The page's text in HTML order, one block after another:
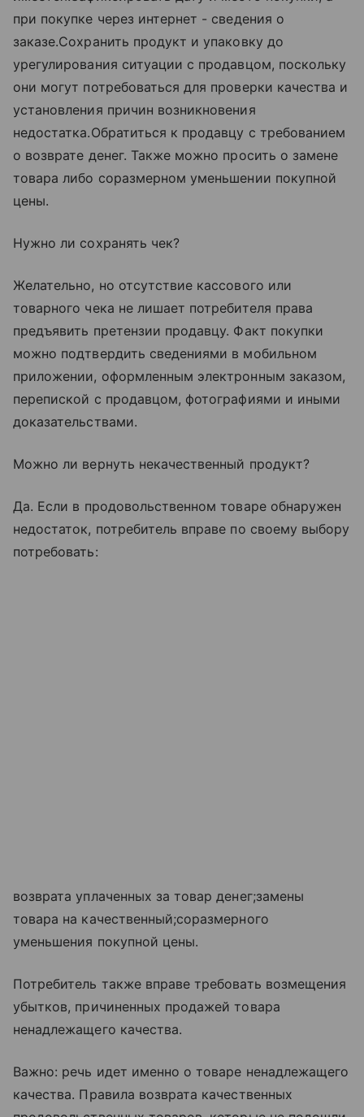
при покупке через интернет - сведения о
заказе.Сохранить продукт и упаковку до
урегулирования ситуации с продавцом, поскольку
они могут потребоваться для проверки качества и
установления причин возникновения
недостатка.Обратиться к продавцу с требованием
о возврате денег. Также можно просить о замене
товара либо соразмерном уменьшении покупной
цены.
Нужно ли сохранять чек?
Желательно, но отсутствие кассового или
товарного чека не лишает потребителя права
предъявить претензии продавцу. Факт покупки
можно подтвердить сведениями в мобильном
приложении, оформленным электронным заказом,
перепиской с продавцом, фотографиями и иными
доказательствами.
Можно ли вернуть некачественный продукт?
Да. Если в продовольственном товаре обнаружен
недостаток, потребитель вправе по своему выбору
потребовать:
возврата уплаченных за товар денег;замены
товара на качественный;соразмерного
уменьшения покупной цены.
Потребитель также вправе требовать возмещения
убытков, причиненных продажей товара
ненадлежащего качества.
Важно: речь идет именно о товаре ненадлежащего
качества. Правила возврата качественных